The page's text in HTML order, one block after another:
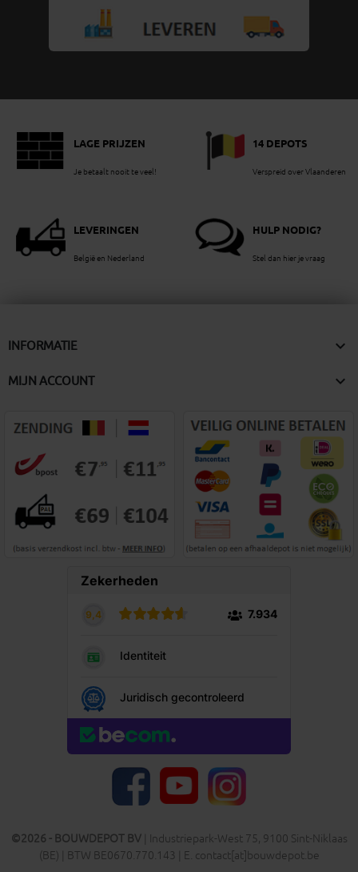
LAGE PRIJZEN
Je betaalt nooit te veel!
14 DEPOTS
Verspreid over Vlaanderen
LEVERINGEN
België en Nederland
HULP NODIG?
Stel dan hier je vraag
INFORMATIE 
MIJN ACCOUNT 
©2026 - BOUWDEPOT BV| Industriepark-West 75, 9100 Sint-Niklaas
(BE) | BTW BE0670.770.143 | E. contact[at]bouwdepot.be